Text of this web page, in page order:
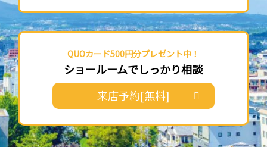
QUOカード500円分プレゼント中！
ショールームでしっかり相談
来店予約[無料]